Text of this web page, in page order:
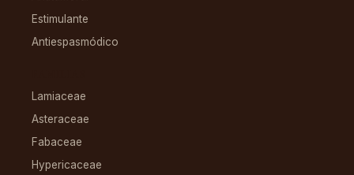
Estimulante
Antiespasmódico
Lamiaceae
Asteraceae
Fabaceae
Hypericaceae